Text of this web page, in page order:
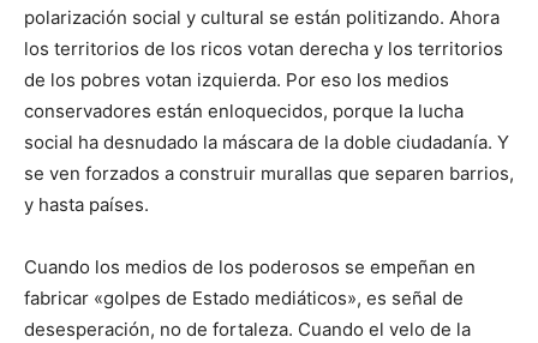
polarización social y cultural se están politizando. Ahora
los territorios de los ricos votan derecha y los territorios
de los pobres votan izquierda. Por eso los medios
conservadores están enloquecidos, porque la lucha
social ha desnudado la máscara de la doble ciudadanía. Y
se ven forzados a construir murallas que separen barrios,
y hasta países.
Cuando los medios de los poderosos se empeñan en
fabricar «golpes de Estado mediáticos», es señal de
desesperación, no de fortaleza. Cuando el velo de la